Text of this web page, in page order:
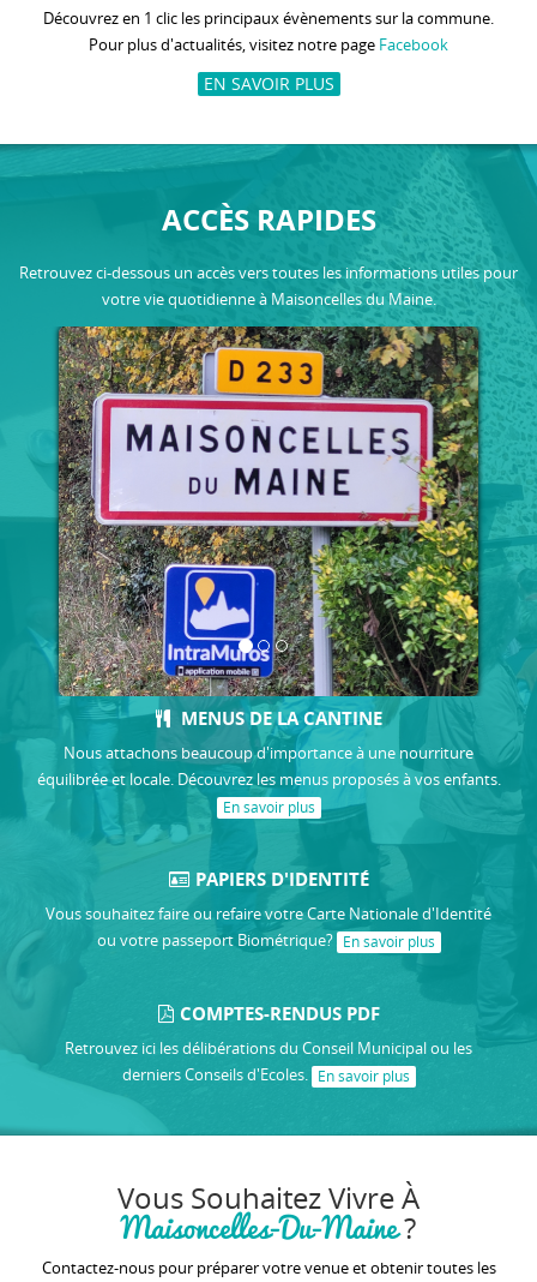
Découvrez en 1 clic les principaux évènements sur la commune.
Pour plus d'actualités, visitez notre page Facebook
EN SAVOIR PLUS
ACCÈS RAPIDES
Retrouvez ci-dessous un accès vers toutes les informations utiles pour
votre vie quotidienne à Maisoncelles du Maine.
MENUS DE LA CANTINE
Nous attachons beaucoup d'importance à une nourriture
équilibrée et locale. Découvrez les menus proposés à vos enfants.
En savoir plus
PAPIERS D'IDENTITÉ
Vous souhaitez faire ou refaire votre Carte Nationale d'Identité
ou votre passeport Biométrique? En savoir plus
COMPTES-RENDUS PDF
Retrouvez ici les délibérations du Conseil Municipal ou les
derniers Conseils d'Ecoles. En savoir plus
Vous Souhaitez Vivre À
Maisoncelles-Du-Maine?
Contactez-nous pour préparer votre venue et obtenir toutes les